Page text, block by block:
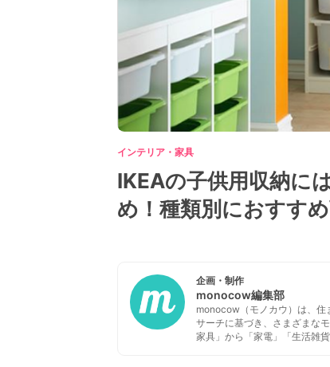
インテリア・家具
IKEAの子供用収納に
め！種類別におすす
企画・制作
monocow編集部
monocow（モノカウ）は、住
サーチに基づき、さまざまな
家具」から「家電」「生活雑